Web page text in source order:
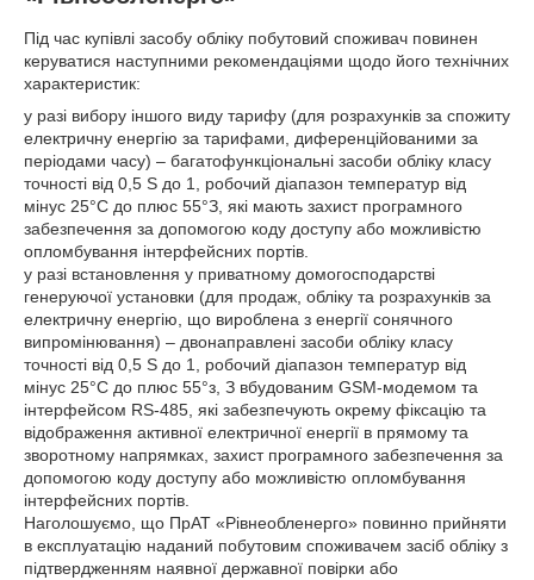
Під час купівлі засобу обліку побутовий споживач повинен
керуватися наступними рекомендаціями щодо його технічних
характеристик:
у разі вибору іншого виду тарифу (для розрахунків за спожиту
електричну енергію за тарифами, диференційованими за
періодами часу) – багатофункціональні засоби обліку класу
точності від 0,5 S до 1, робочий діапазон температур від
мінус 25°С до плюс 55°З, які мають захист програмного
забезпечення за допомогою коду доступу або можливістю
опломбування інтерфейсних портів.
у разі встановлення у приватному домогосподарстві
генеруючої установки (для продаж, обліку та розрахунків за
електричну енергію, що вироблена з енергії сонячного
випромінювання) – двонаправлені засоби обліку класу
точності від 0,5 S до 1, робочий діапазон температур від
мінус 25°С до плюс 55°з, З вбудованим GSM-модемом та
інтерфейсом RS-485, які забезпечують окрему фіксацію та
відображення активної електричної енергії в прямому та
зворотному напрямках, захист програмного забезпечення за
допомогою коду доступу або можливістю опломбування
інтерфейсних портів.
Наголошуємо, що ПрАТ «Рівнеобленерго» повинно прийняти
в експлуатацію наданий побутовим споживачем засіб обліку з
підтвердженням наявної державної повірки або